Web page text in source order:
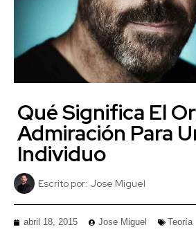
Qué Significa El
Admiración Para
Individuo
Escrito por: Jose Miguel
abril 18, 2015 Jose Miguel Teoría